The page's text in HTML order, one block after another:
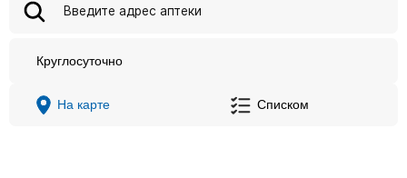
Круглосуточно
На карте Списком